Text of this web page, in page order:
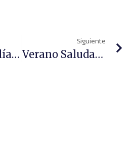
STADA Amplía Su Cartera Europea De Consumer Healthcare Con La Adquisición De Distintas Marcas De Sanofi
Siguiente
Verano Saludable Apoteca Natura: Consejos Para Protegerte A Ti Y Al Medio Ambiente